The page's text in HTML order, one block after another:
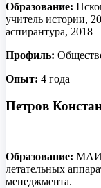
Образование:
учитель истории,
аспирантура, 2018
Профиль:
Опыт: 4 года
Петров
Образование: МАИ,
летательных
менеджмента.